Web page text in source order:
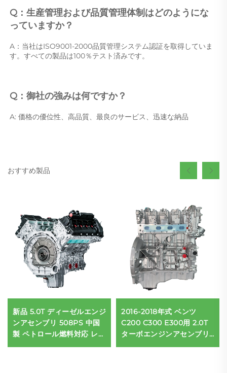
Q：生産管理および品質管理体制はどのようにな
っていますか？
A：当社はISO9001-2000品質管理システム認証を取得していま
す。すべての製品は100％テスト済みです。
Q：御社の強みは何ですか？
A: 価格の優位性、高品質、最良のサービス、迅速な納品
おすすめ製品
新品 5.0T ディーゼルエンジ
ンアセンブリ 508PS 中国
製 ペトロール燃料対応 レン
ジローバー 5.0 LR011202
2016-2018年式 ベンツ
C200 C300 E300用 2.0T
ターボエンジンアセンブリ
部品 ディーゼル BMWアク